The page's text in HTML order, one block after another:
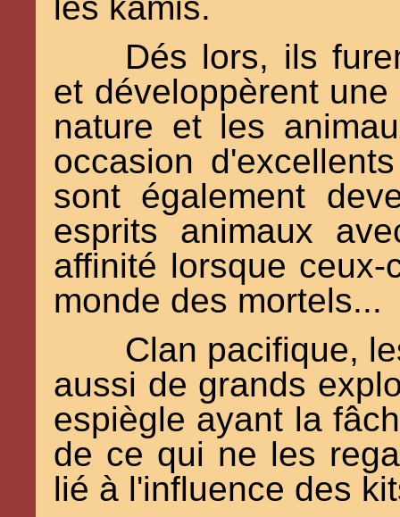
Dés lors, ils
et développèrent
nature et les
occasion
sont également
esprits animaux
affinité lorsque
monde des mortels...
Clan pacifique,
aussi de grands
espiègle ayant la
de ce qui ne les
lié à l'influence des